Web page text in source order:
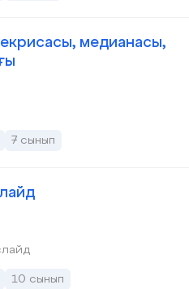
медианасы,
7 сынып
10 сынып